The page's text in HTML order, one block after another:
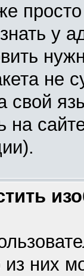
у
не
свой
на
них